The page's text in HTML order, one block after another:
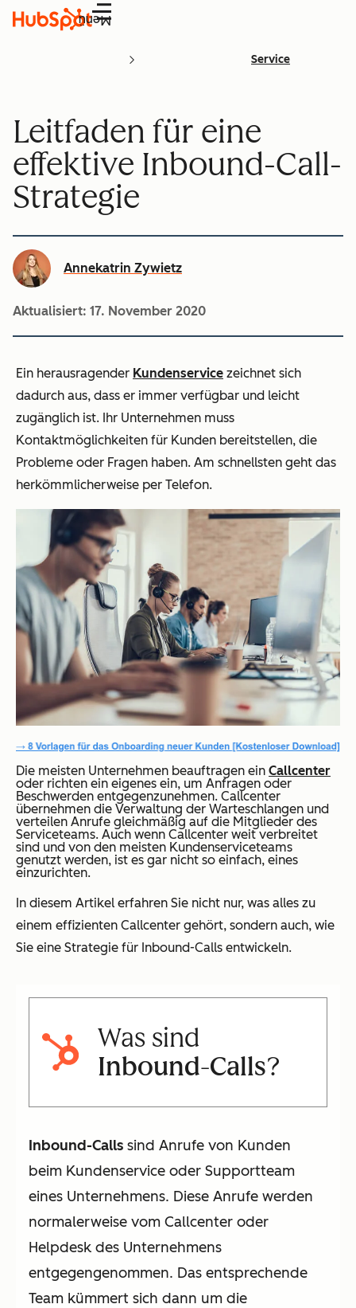
Menü
Service
Leitfaden für eine
effektive Inbound-Call-
Strategie
Annekatrin Zywietz
Aktualisiert: 17. November 2020
Ein herausragender Kundenservice zeichnet sich
dadurch aus, dass er immer verfügbar und leicht
zugänglich ist. Ihr Unternehmen muss
Kontaktmöglichkeiten für Kunden bereitstellen, die
Probleme oder Fragen haben. Am schnellsten geht das
herkömmlicherweise per Telefon.
Die meisten Unternehmen beauftragen ein Callcenter
oder richten ein eigenes ein, um Anfragen oder
Beschwerden entgegenzunehmen. Callcenter
übernehmen die Verwaltung der Warteschlangen und
verteilen Anrufe gleichmäßig auf die Mitglieder des
Serviceteams. Auch wenn Callcenter weit verbreitet
sind und von den meisten Kundenserviceteams
genutzt werden, ist es gar nicht so einfach, eines
einzurichten.
In diesem Artikel erfahren Sie nicht nur, was alles zu
einem effizienten Callcenter gehört, sondern auch, wie
Sie eine Strategie für Inbound-Calls entwickeln.
Was sind
Inbound-Calls?
Inbound-Calls sind Anrufe von Kunden
beim Kundenservice oder Supportteam
eines Unternehmens. Diese Anrufe werden
normalerweise vom Callcenter oder
Helpdesk des Unternehmens
entgegengenommen. Das entsprechende
Team kümmert sich dann um die